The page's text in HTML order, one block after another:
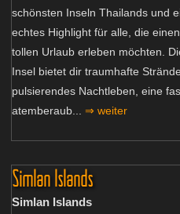
schönsten Inseln Thailands und
echtes Highlight für alle, die einen
tollen Urlaub erleben möchten.
Insel bietet dir traumhafte
pulsierendes Nachtleben, eine
atemberaub... ⇒ weiter
Simlan Islands
Simlan Islands